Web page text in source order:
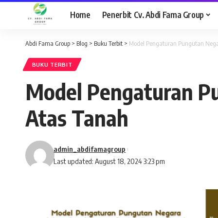
Home Penerbit Cv. Abdi Fama Group
Abdi Fama Group > Blog > Buku Terbit > Model Pengaturan Pungutan
BUKU TERBIT
Model Pengaturan
Atas Tanah
Last updated: August 18, 2024 3:23 pm
admin_abdifamagroup